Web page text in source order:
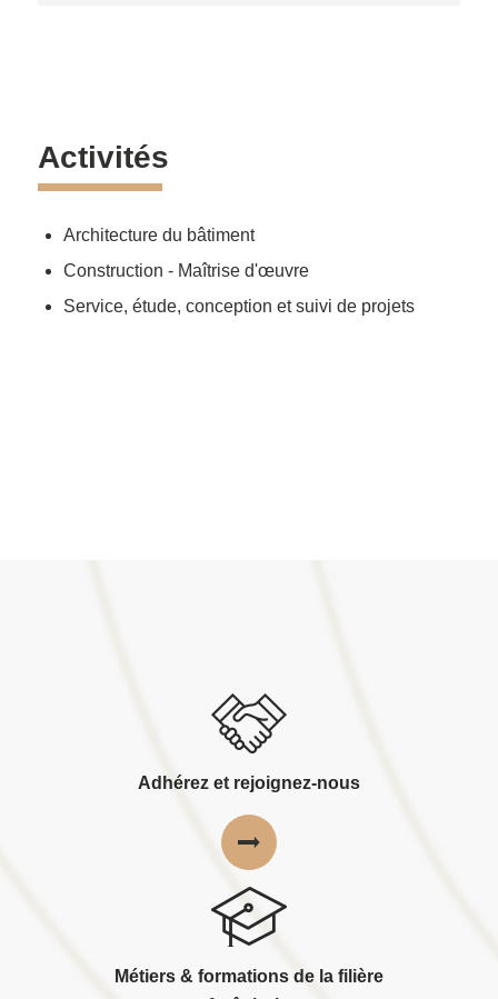
Activités
Architecture du bâtiment
Construction - Maîtrise d'œuvre
Service, étude, conception et suivi de projets
Adhérez et rejoignez-nous
Métiers & formations de la filière